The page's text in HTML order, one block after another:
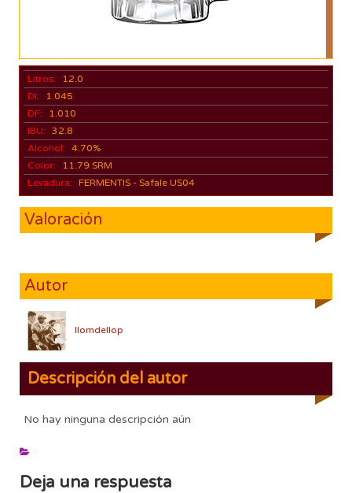
Litros:
12.0
DI:
1.045
DF:
1.010
IBU: 32.8
Alcohol: 4.70%
Color:
11.79 SRM
Levadura: FERMENTIS - Safale US04
Valoración
Autor
llomdellop
Descripción del autor
No hay ninguna descripción aún
Deja una respuesta